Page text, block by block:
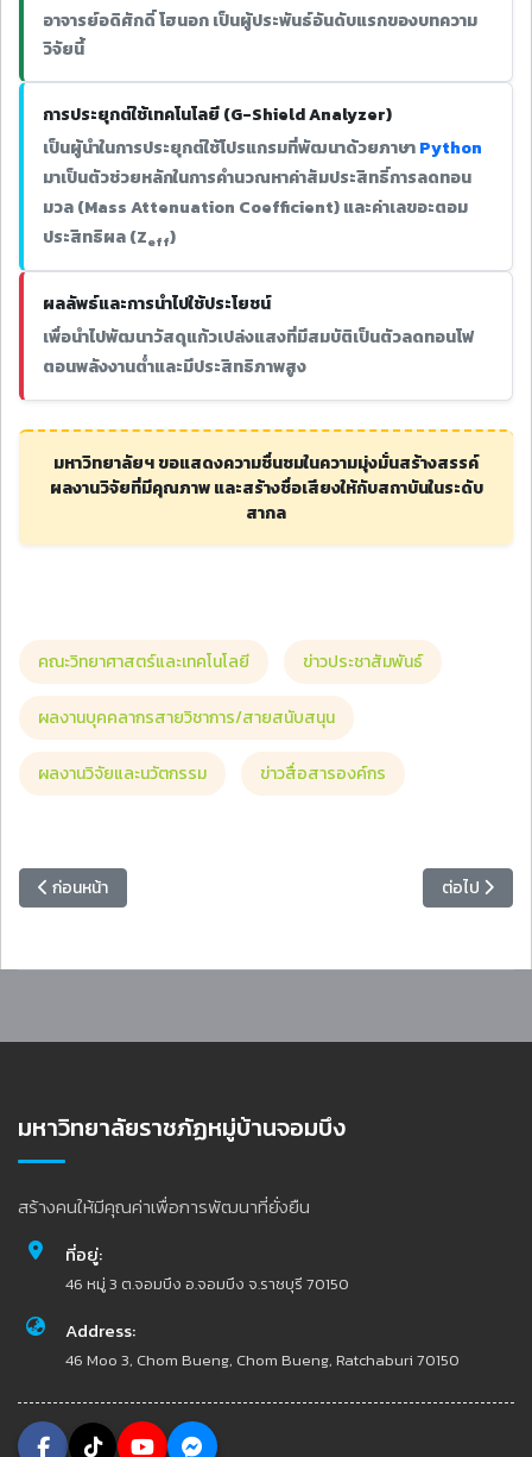
อาจารย์อดิศักดิ์ โฮนอก เป็นผู้ประพันธ์อันดับแรกของบทความ
วิจัยนี้
การประยุกต์ใช้เทคโนโลยี (G-Shield Analyzer)
เป็นผู้นำในการประยุกต์ใช้โปรแกรมที่พัฒนาด้วยภาษาPython
มาเป็นตัวช่วยหลักในการคำนวณหาค่าสัมประสิทธิ์การลดทอน
มวล (Mass Attenuation Coefficient) และค่าเลขอะตอม
ประสิทธิผล (Zeff)
ผลลัพธ์และการนำไปใช้ประโยชน์
เพื่อนำไปพัฒนาวัสดุแก้วเปล่งแสงที่มีสมบัติเป็นตัวลดทอนโฟ
ตอนพลังงานต่ำและมีประสิทธิภาพสูง
มหาวิทยาลัยฯ ขอแสดงความชื่นชมในความมุ่งมั่นสร้างสรรค์
ผลงานวิจัยที่มีคุณภาพ และสร้างชื่อเสียงให้กับสถาบันในระดับ
สากล
คณะวิทยาศาสตร์และเทคโนโลยี ข่าวประชาสัมพันธ์
ผลงานบุคคลากรสายวิชาการ/สายสนับสนุน
ผลงานวิจัยและนวัตกรรม ข่าวสื่อสารองค์กร
เนื้อหาก่อนหน้า: มหาวิทยาลัยราชภัฏหมู่บ้านจอมบึง ขอแสดงความยินดีกับ
ก่อนหน้า เนื้อหาถัดไ
ต่อไป
มหาวิทยาลัยราชภัฏหมู่บ้านจอมบึง
สร้างคนให้มีคุณค่าเพื่อการพัฒนาที่ยั่งยืน
ที่อยู่:
46 หมู่ 3 ต.จอมบึง อ.จอมบึง จ.ราชบุรี 70150
Address:
46 Moo 3, Chom Bueng, Chom Bueng, Ratchaburi 70150